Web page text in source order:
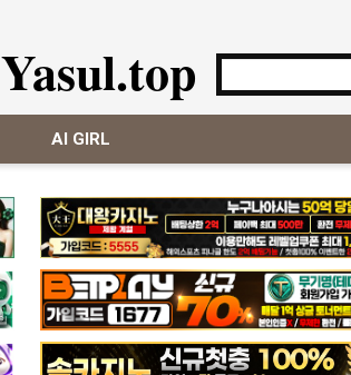
Yasul.top
AI GIRL